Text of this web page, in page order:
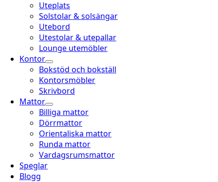
Uteplats
Solstolar & solsängar
Utebord
Utestolar & utepallar
Lounge utemöbler
Kontor
Bokstöd och bokställ
Kontorsmöbler
Skrivbord
Mattor
Billiga mattor
Dörrmattor
Orientaliska mattor
Runda mattor
Vardagsrumsmattor
Speglar
Blogg